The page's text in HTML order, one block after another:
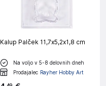
Kalup Palček 11,7x5,2x1,8 cm
Na voljo v 5-8 delovnih dneh
Prodajalec Rayher Hobby Art